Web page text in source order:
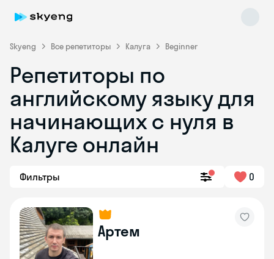
Skyeng Все репетиторы Калуга Beginner
Репетиторы по
английскому языку для
начинающих с нуля в
Калуге онлайн
Фильтры 0
Артем
Skyeng Chat